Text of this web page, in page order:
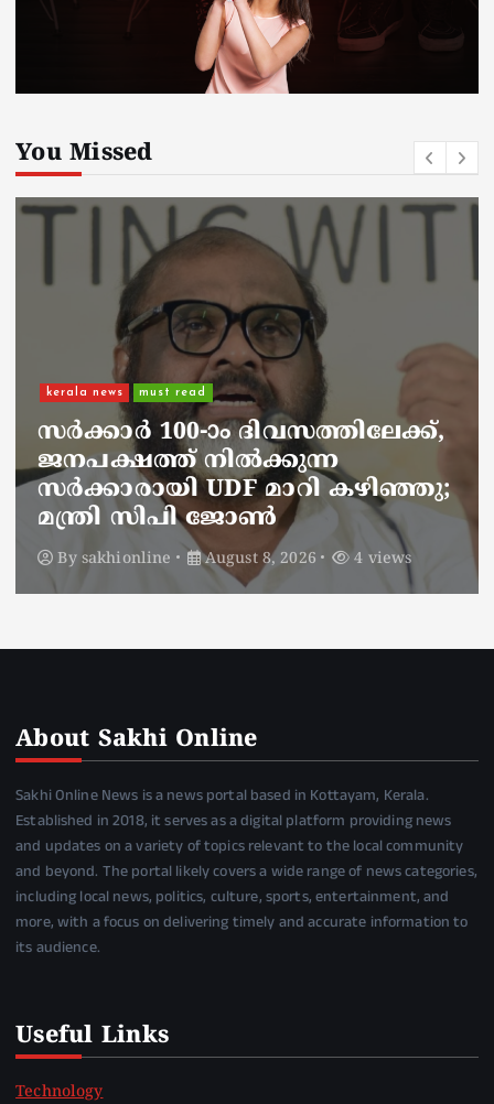
You Missed
നാടെങ്ങും പൊലീസ് തിരയുന്നു,
ചായകുടിക്കാൻ എടപ്പാളിലെത്തി
അർജുൻ ആയങ്കി;
സഞ്ചരിക്കുന്നത് വാഹനങ്ങൾ
മാറ്റി
By sakhionline August 8, 2026 6 views
About Sakhi Online
Sakhi Online News is a news portal based in Kottayam, Kerala.
Established in 2018, it serves as a digital platform providing news
and updates on a variety of topics relevant to the local community
and beyond. The portal likely covers a wide range of news categories,
including local news, politics, culture, sports, entertainment, and
more, with a focus on delivering timely and accurate information to
its audience.
Useful Links
Technology